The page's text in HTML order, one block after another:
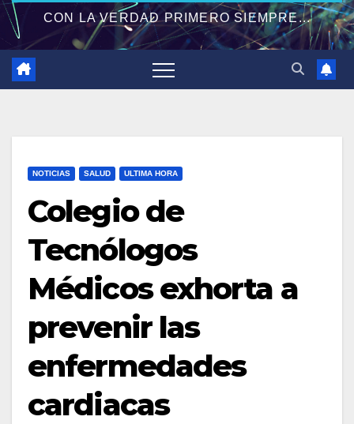
CON LA VERDAD PRIMERO SIEMPRE...
NOTICIAS SALUD ULTIMA HORA
Colegio de
Tecnólogos
Médicos exhorta a
prevenir las
enfermedades
cardiacas